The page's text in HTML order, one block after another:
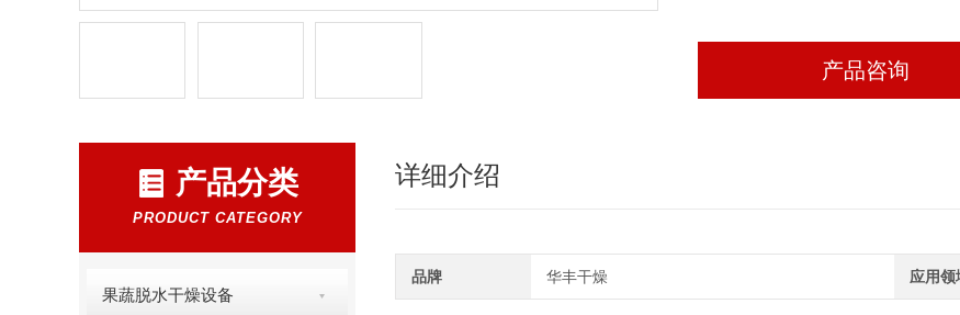
产品咨询
产品分类
PRODUCT CATEGORY
果蔬脱水干燥设备
详细介绍
品牌 华丰干燥 应用领